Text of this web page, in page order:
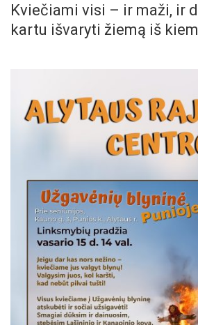
Kviečiami visi – ir maži, ir
kartu išvaryti žiemą iš